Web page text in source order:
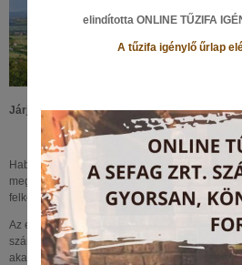
Járja körül a megújult balatoni kilátókat
Habár a Balatonról elsőre mindenkinek a
megmutatjuk, hogy a tavat és környékét igenis
felkeresni.
Az elmúlt hónapokban a GINOP-7.1.9-17-
számos kilátó újult meg, illetve újak létesültek
akadálymentesen is megközelíthető és
elindította ONLINE TŰZIFA
A tűzifa igénylő űrlap